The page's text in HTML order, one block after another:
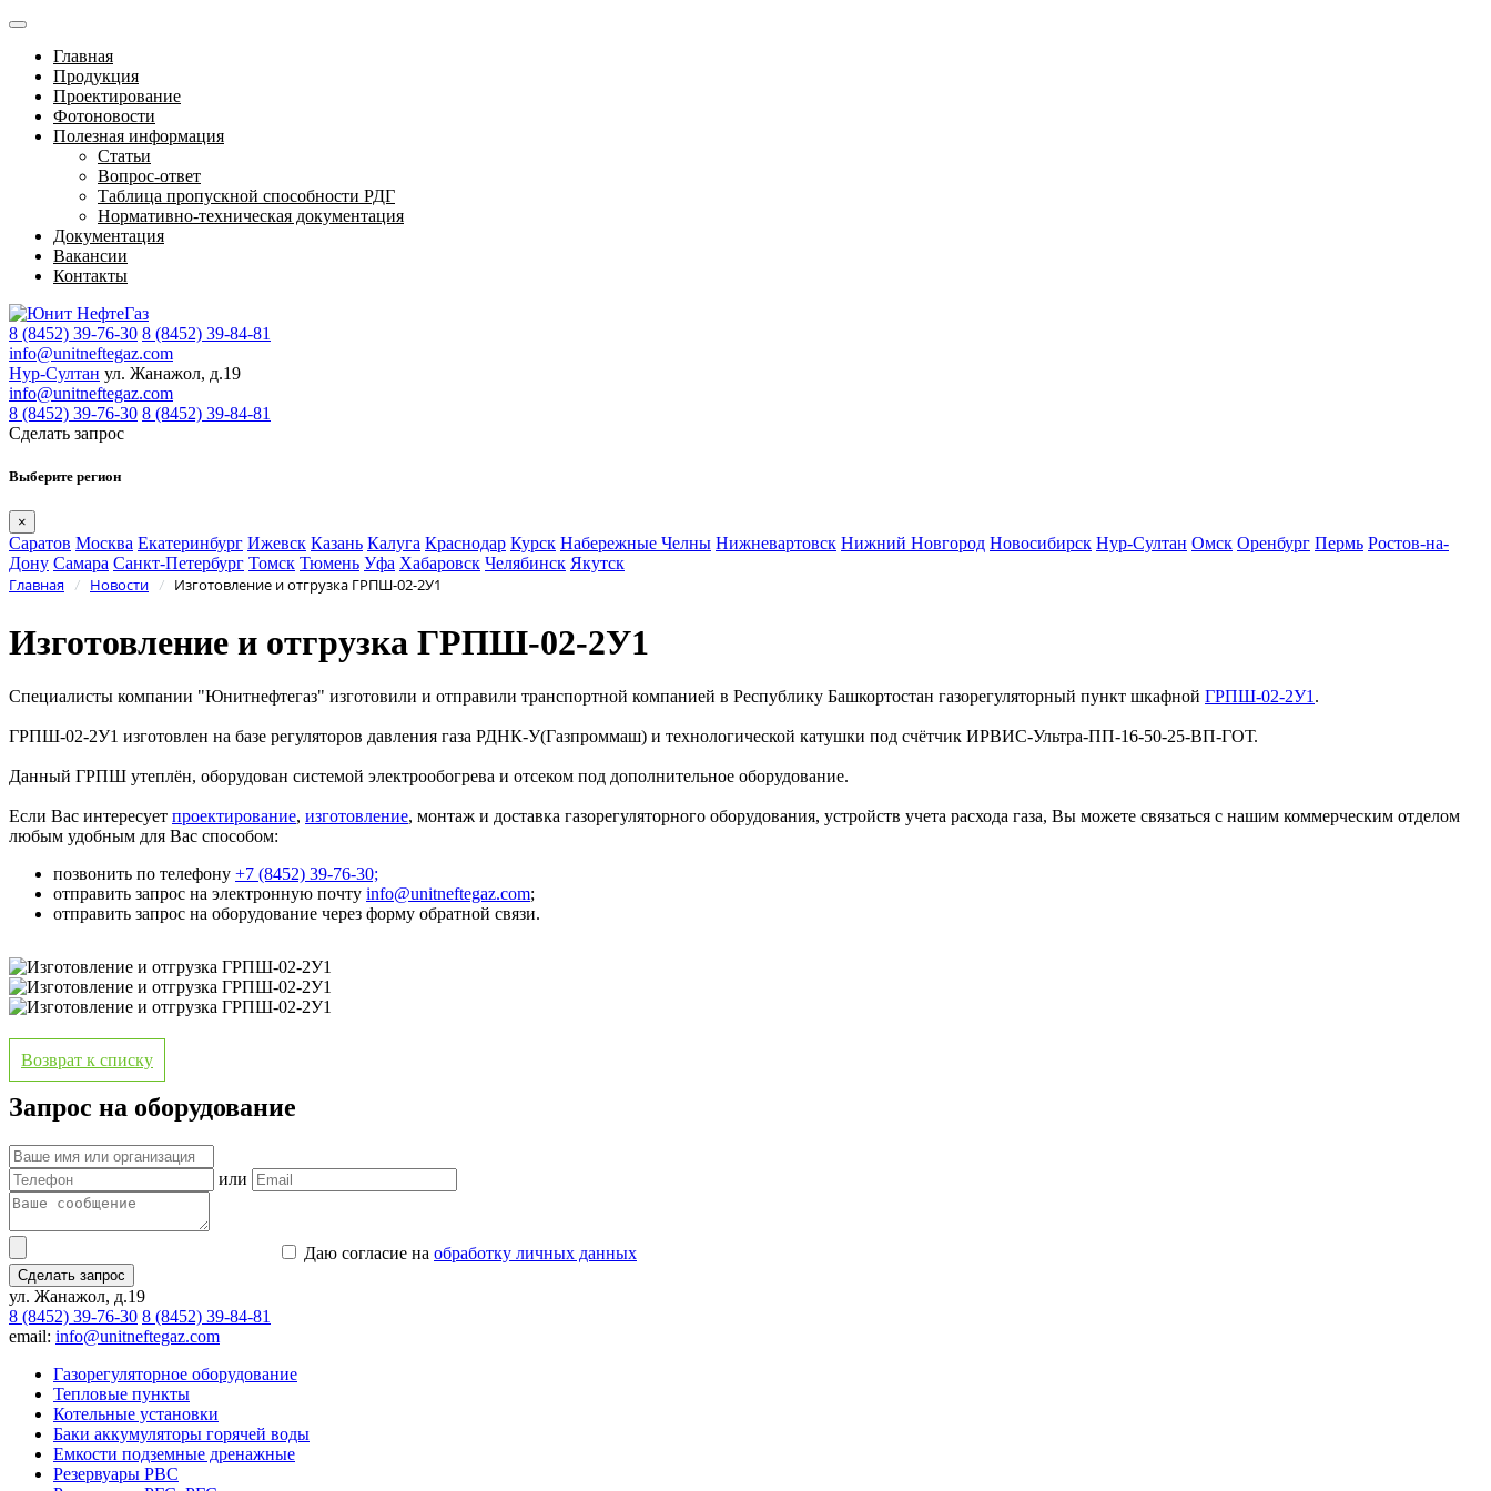
Главная
Продукция
Проектирование
Фотоновости
Полезная информация
Статьи
Вопрос-ответ
Таблица пропускной способности РДГ
Нормативно-техническая документация
Документация
Вакансии
Контакты
8 (8452) 39-76-30 8 (8452) 39-84-81
info@unitneftegaz.com
Нур-Султан ул. Жанажол, д.19
info@unitneftegaz.com
8 (8452) 39-76-30 8 (8452) 39-84-81
Сделать запрос
Выберите регион
×
Саратов Москва Екатеринбург Ижевск Казань Калуга Краснодар Курск Набережные Челны Нижневартовск Нижний Новгород Новосибирск Нур-Султан Омск Оренбург Пермь Ростов-на-
Дону Самара Санкт-Петербург Томск Тюмень Уфа Хабаровск Челябинск Якутск
Главная / Новости / Изготовление и отгрузка ГРПШ-02-2У1
Изготовление и отгрузка ГРПШ-02-2У1
Специалисты компании "Юнитнефтегаз" изготовили и отправили транспортной компанией в Республику Башкортостан газорегуляторный пункт шкафной ГРПШ-02-2У1 .
ГРПШ-02-2У1 изготовлен на базе регуляторов давления газа РДНК-У(Газпроммаш) и технологической катушки под счётчик ИРВИС-Ультра-ПП-16-50-25-ВП-ГОТ.
Данный ГРПШ утеплён, оборудован системой электрообогрева и отсеком под дополнительное оборудование.
Если Вас интересует проектирование, изготовление, монтаж и доставка газорегуляторного оборудования, устройств учета расхода газа, Вы можете связаться с нашим коммерческим отделом
любым удобным для Вас способом:
позвонить по телефону +7 (8452) 39-76-30;
отправить запрос на электронную почту info@unitneftegaz.com;
отправить запрос на оборудование через форму обратной связи.
Возврат к списку
Запрос на оборудование
или
Даю согласие на обработку личных данных
Сделать запрос
ул. Жанажол, д.19
8 (8452) 39-76-30 8 (8452) 39-84-81
email: info@unitneftegaz.com
Газорегуляторное оборудование
Тепловые пункты
Котельные установки
Баки аккумуляторы горячей воды
Емкости подземные дренажные
Резервуары РВС